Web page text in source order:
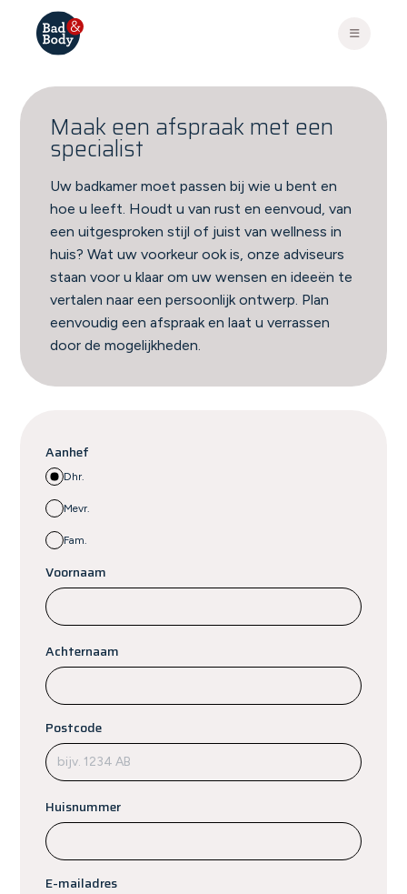
Aanhef
Dhr.
Mevr.
Fam.
Voornaam
Achternaam
Postcode
Huisnummer
E-mailadres
Maak een afspraak met een
specialist
Uw badkamer moet passen bij wie u bent en
hoe u leeft. Houdt u van rust en eenvoud, van
een uitgesproken stijl of juist van wellness in
huis? Wat uw voorkeur ook is, onze adviseurs
staan voor u klaar om uw wensen en ideeën te
vertalen naar een persoonlijk ontwerp. Plan
eenvoudig een afspraak en laat u verrassen
door de mogelijkheden.